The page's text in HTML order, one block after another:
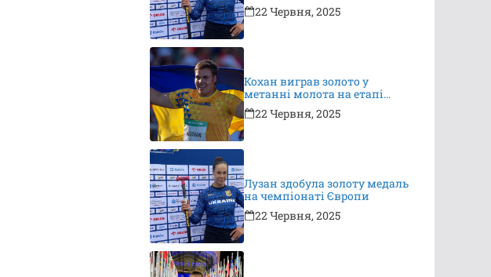
22 Червня, 2025
Кохан виграв золото у
метанні молота на етапі
Континентального туру
22 Червня, 2025
Лузан здобула золоту медаль
на чемпіонаті Європи
22 Червня, 2025